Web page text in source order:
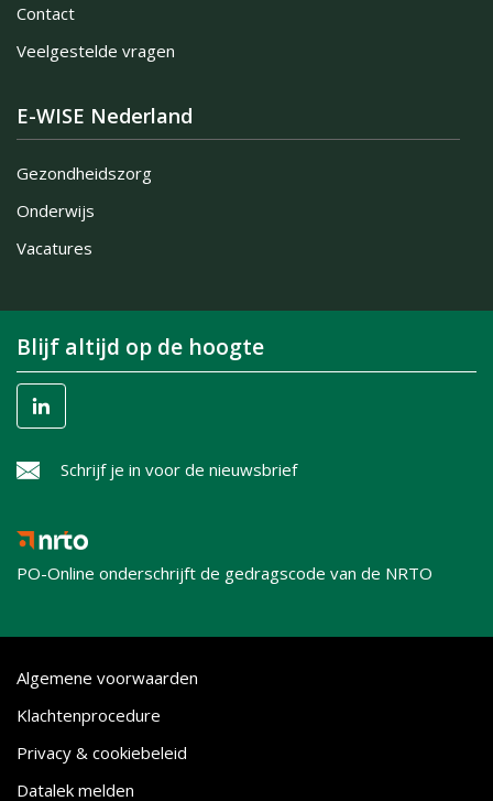
Contact
Veelgestelde vragen
E-WISE Nederland
Gezondheidszorg
Onderwijs
Vacatures
Blijf altijd op de hoogte
Schrijf je in voor de nieuwsbrief
PO-Online onderschrijft de gedragscode van de NRTO
Algemene voorwaarden
Klachtenprocedure
Privacy & cookiebeleid
Datalek melden